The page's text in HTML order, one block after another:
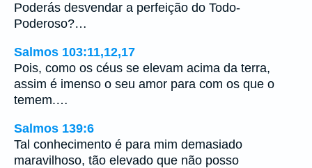
Poderás desvendar a perfeição do Todo-
Poderoso?…
Salmos 103:11,12,17
Pois, como os céus se elevam acima da terra,
assim é imenso o seu amor para com os que o
temem.…
Salmos 139:6
Tal conhecimento é para mim demasiado
maravilhoso, tão elevado que não posso